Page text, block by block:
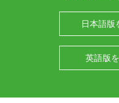
日本語版
英語版